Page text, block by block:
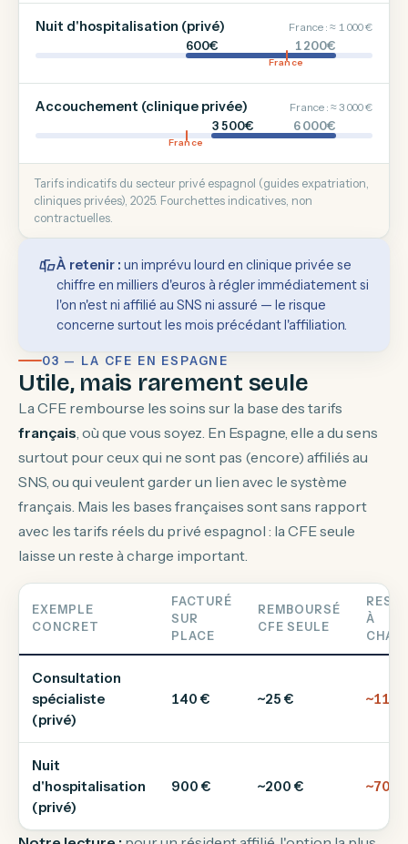
Nuit d'hospitalisation (privé) France : ≈ 1 000 €
600€ 1 200€
France
Accouchement (clinique privée) France : ≈ 3 000 €
3 500€ 6 000€
France
Tarifs indicatifs du secteur privé espagnol (guides expatriation,
cliniques privées), 2025. Fourchettes indicatives, non
contractuelles.
À retenir : un imprévu lourd en clinique privée se
chiffre en milliers d'euros à régler immédiatement si
l'on n'est ni affilié au SNS ni assuré — le risque
concerne surtout les mois précédant l'affiliation.
03 — LA CFE EN ESPAGNE
Utile, mais rarement seule
La CFE rembourse les soins sur la base des tarifs
français, où que vous soyez. En Espagne, elle a du sens
surtout pour ceux qui ne sont pas (encore) affiliés au
SNS, ou qui veulent garder un lien avec le système
français. Mais les bases françaises sont sans rapport
avec les tarifs réels du privé espagnol : la CFE seule
laisse un reste à charge important.
EXEMPLE
CONCRET
FACTURÉ
SUR
PLACE
REMBOURSÉ
CFE SEULE
À
Consultation
spécialiste
(privé)
140 € ~25 € ~115
Nuit
d'hospitalisation
(privé)
900 € ~200 € ~700